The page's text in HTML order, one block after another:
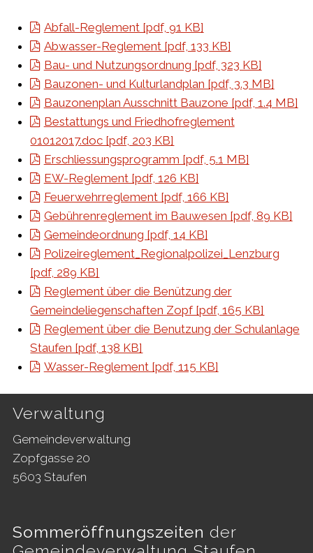
Abfall-Reglement [pdf, 91 KB]
Abwasser-Reglement [pdf, 133 KB]
Bau- und Nutzungsordnung [pdf, 323 KB]
Bauzonen- und Kulturlandplan [pdf, 3.3 MB]
Bauzonenplan Ausschnitt Bauzone [pdf, 1.4 MB]
Bestattungs und Friedhofreglement
01012017.doc [pdf, 203 KB]
Erschliessungsprogramm [pdf, 5.1 MB]
EW-Reglement [pdf, 126 KB]
Feuerwehrreglement [pdf, 166 KB]
Gebührenreglement im Bauwesen [pdf, 89 KB]
Gemeindeordnung [pdf, 14 KB]
Polizeireglement_Regionalpolizei_Lenzburg
[pdf, 289 KB]
Reglement über die Benützung der
Gemeindeliegenschaften Zopf [pdf, 165 KB]
Reglement über die Benutzung der Schulanlage
Staufen [pdf, 138 KB]
Wasser-Reglement [pdf, 115 KB]
Footer
Verwaltung
Gemeindeverwaltung
Zopfgasse 20
5603 Staufen
Sommeröffnungszeiten der